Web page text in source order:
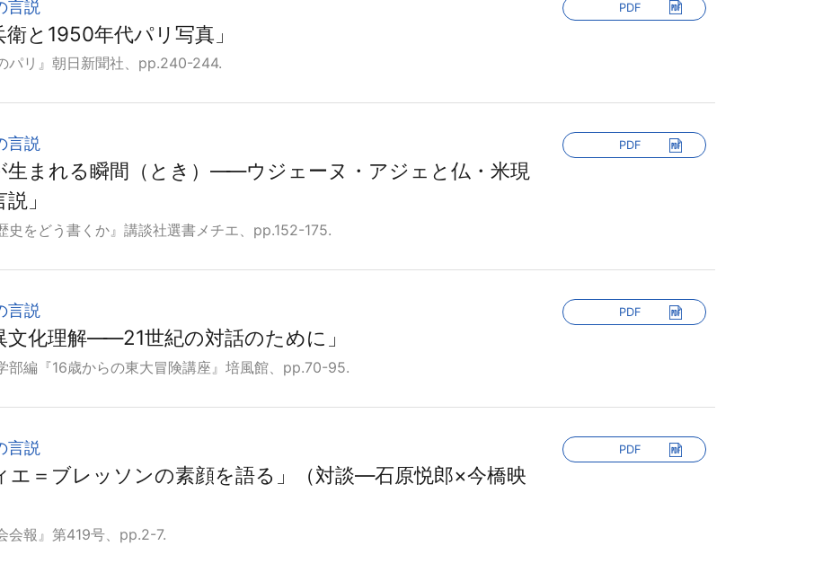
言説
衛と1950年代パリ写真」
パリ』朝日新聞社、pp.240-244.
PDF
言説
生まれる瞬間（とき） ――ウジェーヌ・アジェと仏・米現
」
史をどう書くか』講談社選書メチエ、pp.152-175.
PDF
言説
文化理解――21世紀の対話のために」
部編『16歳からの東大冒険講座』培風館、pp.70-95.
PDF
言説
エ＝ブレッソンの素顔を語る」（対談―石原悦郎×今橋映
会報』第419号、pp.2-7.
PDF